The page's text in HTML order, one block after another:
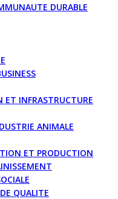
DURABLE
INFRASTRUCTURE
ANIMALE
ET PRODUCTION
QUALITE